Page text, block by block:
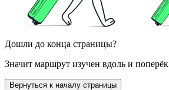
Дошли до конца страницы?
Значит маршрут изучен вдоль и поперёк
Вернуться к началу страницы